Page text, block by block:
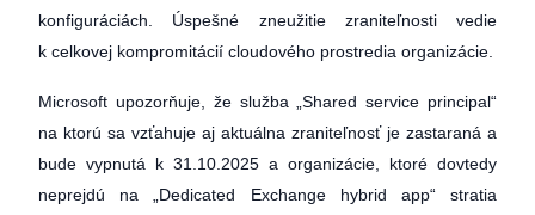
konfiguráciách. Úspešné zneužitie zraniteľnosti vedie
k celkovej kompromitácií cloudového prostredia organizácie.
Microsoft upozorňuje, že služba „Shared service principal“
na ktorú sa vzťahuje aj aktuálna zraniteľnosť je zastaraná a
bude vypnutá k 31.10.2025 a organizácie, ktoré dovtedy
neprejdú na „Dedicated Exchange hybrid app“ stratia